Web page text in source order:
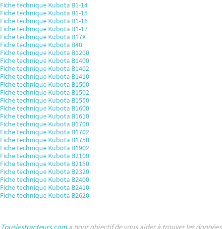
Fiche technique Kubota B1-14
Fiche technique Kubota B1-15
Fiche technique Kubota B1-16
Fiche technique Kubota B1-17
Fiche technique Kubota B17X
Fiche technique Kubota B40
Fiche technique Kubota B1200
Fiche technique Kubota B1400
Fiche technique Kubota B1402
Fiche technique Kubota B1410
Fiche technique Kubota B1500
Fiche technique Kubota B1502
Fiche technique Kubota B1550
Fiche technique Kubota B1600
Fiche technique Kubota B1610
Fiche technique Kubota B1700
Fiche technique Kubota B1702
Fiche technique Kubota B1750
Fiche technique Kubota B1902
Fiche technique Kubota B2100
Fiche technique Kubota B2150
Fiche technique Kubota B2320
Fiche technique Kubota B2400
Fiche technique Kubota B2410
Fiche technique Kubota B2620
Touslestracteurs.coma pour objectif de vous aider à trouver les données